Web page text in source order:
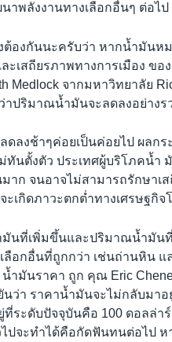
าพลังงานทางเลือกอื่นๆ ต่อไป
องกันนะครับว่า หากน้ำมันห
ะเสถียรภาพทางการเมือง ขอ
Medlock จากมหาวิทยาลัย
าปริมาณน้ำมันจะลดลงอย่างร
ดลงช้าๆค่อยเป็นค่อยไป ผลก
ทันตั้งตัว ประเทศผู้บริโภคน้ำ
ก จนอาจไม่สามารถรักษาเ
ะเกิดภาวะตกต่ำทางเศรษฐกิ
นที่เพิ่มขึ้นและปริมาณน้ำมันที่
ลือกอื่นที่ถูกกว่า เช่นถ่านหิน แ
ำมันราคา ถูก คุณ Eric
ว่า ราคาน้ำมันจะไม่กลับมาอ
ระดับปัจจุบันคือ 100 ดอลล่า
ปจะทำได้คือกัดฟันทนต่อไป